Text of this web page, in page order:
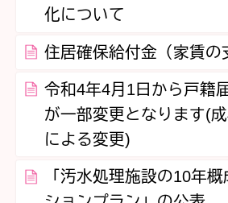
化について
住居確保給付金（家賃の
令和4年4月1日から戸籍
が一部変更となります(
による変更)
「汚水処理施設の10年